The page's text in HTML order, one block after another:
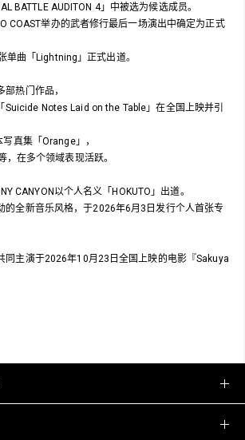
BATTLE AUDITON 4」中被选为候选成员。
COAST举办的武者修行最后一场演出中确定为正式
单曲「Lightning」正式出道。
热门作品，
Suicide Notes Laid on the Table」在全国上映并引
真集「Orange」，
在多个领域表现活跃。
CANYON以个人名义「HOKUTO」出道。
的全新音乐风格，于2026年6月3日发行个人首张专
同主演于2026年10月23日全国上映的电影『Sakuya